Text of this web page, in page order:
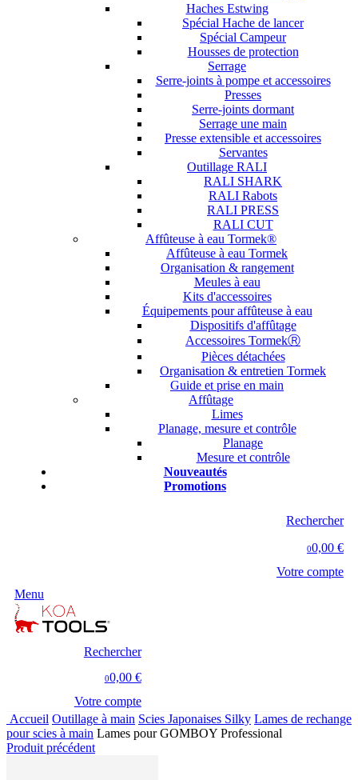
Haches Estwing
Spécial Hache de lancer
Spécial Campeur
Housses de protection
Serrage
Serre-joints à pompe et accessoires
Presses
Serre-joints dormant
Serrage une main
Presse extensible et accessoires
Servantes
Outillage RALI
RALI SHARK
RALI Rabots
RALI PRESS
RALI CUT
Affûteuse à eau Tormek®
Affûteuse à eau Tormek
Organisation & rangement
Meules à eau
Kits d'accessoires
Équipements pour affûteuse à eau
Dispositifs d'affûtage
Accessoires TormekⓇ
Pièces détachées
Organisation & entretien Tormek
Guide et prise en main
Affûtage
Limes
Planage, mesure et contrôle
Planage
Mesure et contrôle
Nouveautés
Promotions
Rechercher
00,00 €
Votre compte
Menu
Rechercher
00,00 €
Votre compte
Accueil Outillage à main Scies Japonaises Silky Lames de rechange
pour scies à main Lames pour GOMBOY Professional
Produit précédent